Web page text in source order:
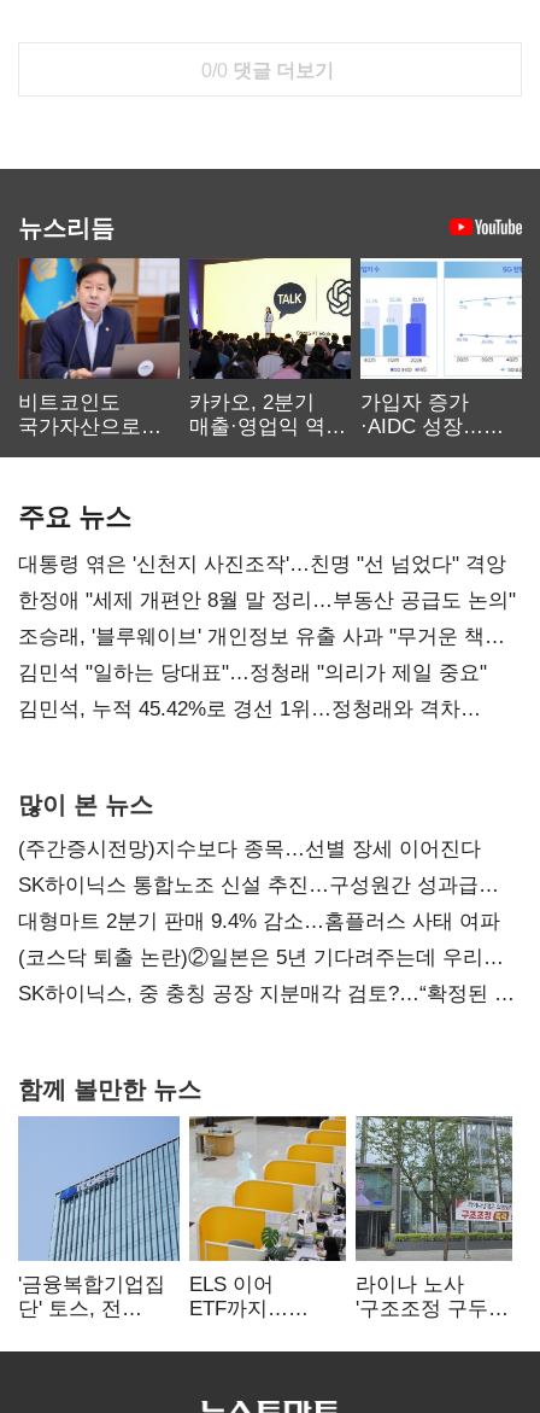
0/0 댓글 더보기
뉴스리듬
비트코인도
국가자산으로…'
카카오, 2분기
매출·영업익 역대
가입자 증가
·AIDC 성장…
주요 뉴스
대통령 엮은 '신천지 사진조작'…친명 "선 넘었다" 격앙
한정애 "세제 개편안 8월 말 정리…부동산 공급도 논의"
조승래, '블루웨이브' 개인정보 유출 사과 "무거운 책임
통감"
김민석 "일하는 당대표"…정청래 "의리가 제일 중요"
김민석, 누적 45.42%로 경선 1위…정청래와 격차
많이 본 뉴스
(주간증시전망)지수보다 종목…선별 장세 이어진다
SK하이닉스 통합노조 신설 추진…구성원간 성과급
불만 확산
대형마트 2분기 판매 9.4% 감소…홈플러스 사태 여파
(코스닥 퇴출 논란)②일본은 5년 기다려주는데 우리는
당장 퇴출?…시간만으론 부족한 코스닥 구하기
SK하이닉스, 중 충칭 공장 지분매각 검토?…“확정된 바
함께 볼만한 뉴스
'금융복합기업집
단' 토스, 전
표준화
ELS 이어
ETF까지…
제동 걸린 은행
라이나 노사
'구조조정 구두